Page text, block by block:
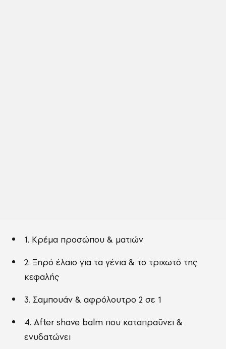
1. Κρέμα προσώπου & ματιών
2. Ξηρό έλαιο για τα γένια & το τριχωτό της
κεφαλής
3. Σαμπουάν & αφρόλουτρο 2 σε 1
4. After shave balm που καταπραΰνει &
ενυδατώνει